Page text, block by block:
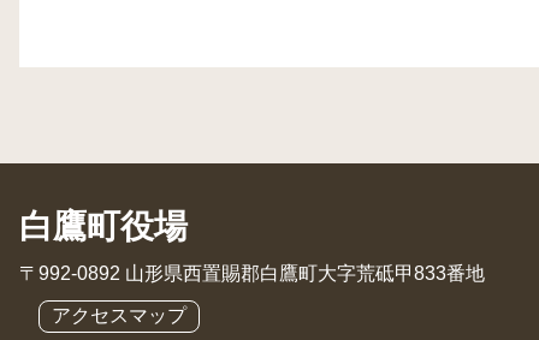
白鷹町役場
〒992-0892 山形県西置賜郡白鷹町大字荒砥甲833番地
アクセスマップ